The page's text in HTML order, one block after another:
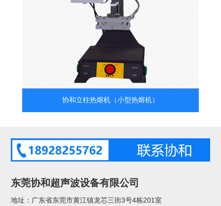
协和立柱热熔机（小型热熔机）
东莞协和超声波设备有限公司
地址：广东省东莞市黄江镇龙芯三街3号4栋201室